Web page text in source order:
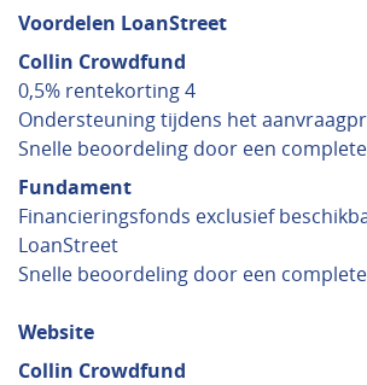
Voordelen LoanStreet
Collin Crowdfund
0,5% rentekorting 4
Ondersteuning tijdens het
Snelle beoordeling door een
Fundament
Financieringsfonds exclusief
LoanStreet
Snelle beoordeling door een
Website
Collin Crowdfund